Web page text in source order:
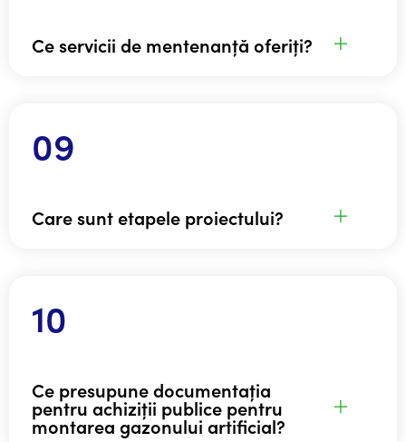
Ce servicii de mentenanță oferiți?
Care sunt etapele proiectului?
Ce presupune documentația
pentru achiziții publice pentru
montarea gazonului artificial?